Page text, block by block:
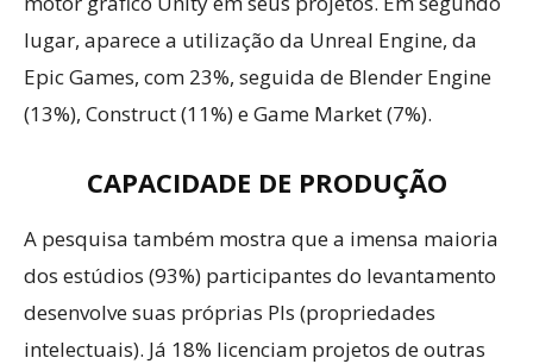
lugar, aparece a utilização da Unreal Engine, da
Epic Games, com 23%, seguida de Blender Engine
(13%), Construct (11%) e Game Market (7%).
CAPACIDADE DE PRODUÇÃO
A pesquisa também mostra que a imensa maioria
dos estúdios (93%) participantes do levantamento
desenvolve suas próprias PIs (propriedades
intelectuais). Já 18% licenciam projetos de outras